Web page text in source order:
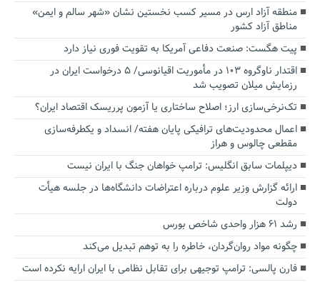
منطقه آزاد ارس در مسیر کسب نخستین نشان «شهر سالم و ایمن»
مناطق آزاد کشور
پیت هگست: صنعت دفاعی آمریکا به تقویت فوری نیاز دارد
اقتدار ناوگروه ۱۰۳ در مأموریت‌ اقیانوسی/ ۵ درخواست ایران در
رزمایش میلان تصویب شد
تک‌نرخی‌سازی ارز؛ اصلاح ساختاری یا آزمون پرریسک اقتصاد ایران؟
اعمال محدودیت‌های ترافیکی پایان هفته/ انسداد و یکطرفه‌سازی
مقطعی چالوس و هراز
دیپلمات سابق انگلیس:‌ ترامپ خواهان جنگ با ایران نیست
ارائه گزارش وزیر علوم درباره اعتراضات دانشگاه‌ها در جلسه هیأت
دولت
رشد ۶۱ هزار واحدی شاخص بورس
چگونه مواد روان‌گردان، خاطره را به توهم تبدیل می‌کند
فارن پالسی: ترامپ توجیهی برای تقابل نظامی با ایران ارایه نکرده است